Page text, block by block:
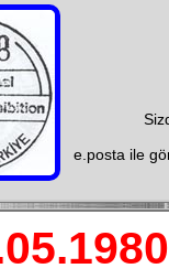
e.posta ile